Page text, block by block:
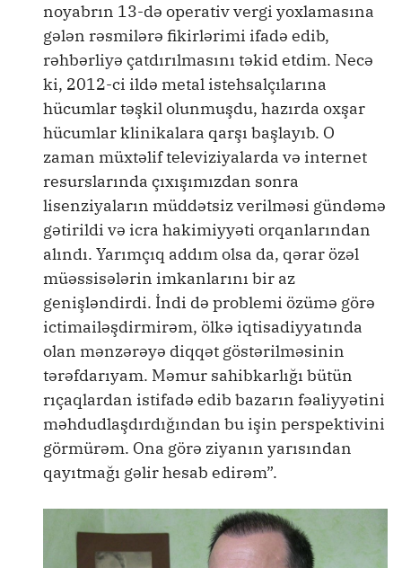
noyabrın 13-də operativ vergi yoxlamasına
gələn rəsmilərə fikirlərimi ifadə edib,
rəhbərliyə çatdırılmasını təkid etdim. Necə
ki, 2012-ci ildə metal istehsalçılarına
hücumlar təşkil olunmuşdu, hazırda oxşar
hücumlar klinikalara qarşı başlayıb. O
zaman müxtəlif televiziyalarda və internet
resurslarında çıxışımızdan sonra
lisenziyaların müddətsiz verilməsi gündəmə
gətirildi və icra hakimiyyəti orqanlarından
alındı. Yarımçıq addım olsa da, qərar özəl
müəssisələrin imkanlarını bir az
genişləndirdi. İndi də problemi özümə görə
ictimailəşdirmirəm, ölkə iqtisadiyyatında
olan mənzərəyə diqqət göstərilməsinin
tərəfdarıyam. Məmur sahibkarlığı bütün
rıçaqlardan istifadə edib bazarın fəaliyyətini
məhdudlaşdırdığından bu işin perspektivini
görmürəm. Ona görə ziyanın yarısından
qayıtmağı gəlir hesab edirəm”.